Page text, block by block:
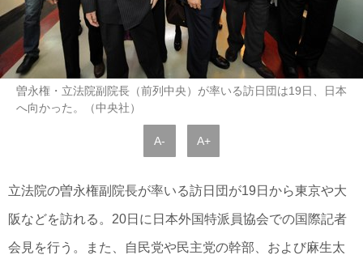
曽永権・立法院副院長（前列中央）が率いる訪日団は19日、日本
へ向かった。（中央社）
A- A+
立法院の曽永権副院長が率いる訪日団が19日から東京や大
阪などを訪れる。20日に日本外国特派員協会での国際記者
会見を行う。また、自民党や民主党の幹部、および麻生太